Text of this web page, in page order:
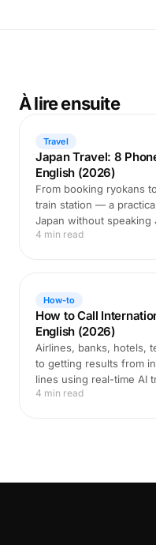
À lire ensuite
Travel
Japan Travel: 8
English (2026)
From booking ryokans
train station — a
Japan without speaking
4 min read
How-to
How to Call
English (2026)
Airlines, banks, hotels,
to getting results from
lines using real-time AI
4 min read